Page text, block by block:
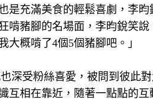
是充滿美食的輕鬆喜劇，李
啃豬腳的名場面，李昀銳笑
大概啃了4個5個豬腳吧。」
深受粉絲喜愛，被問到彼此
互相在靠近，隨著一點點的